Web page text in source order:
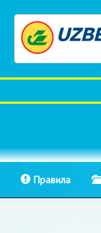
Правила